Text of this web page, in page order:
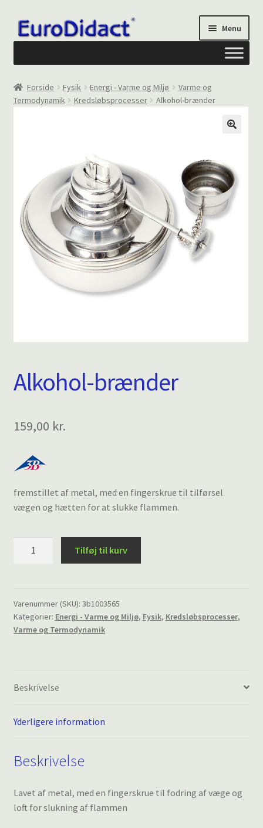
Spring
til
Spring
til
Menu
Om os
Din Konto
Forside Fysik Energi - Varme og Miljø
Varme og
Termodynamik
Kredsløbsprocesser Alkohol-brænder
Alkohol-brænder
159,00 kr.
fremstillet af metal, med en fingerskrue til tilførsel
vægen og hætten for at slukke flammen.
Tilføj til kurv
Varenummer (SKU): 3b1003565
Kategorier: Energi - Varme og Miljø, Fysik, Kredsløbsprocesser,
Varme og Termodynamik
Beskrivelse
Yderligere information
Beskrivelse
Lavet af metal, med en fingerskrue til fodring af væge og
loft for slukning af flammen